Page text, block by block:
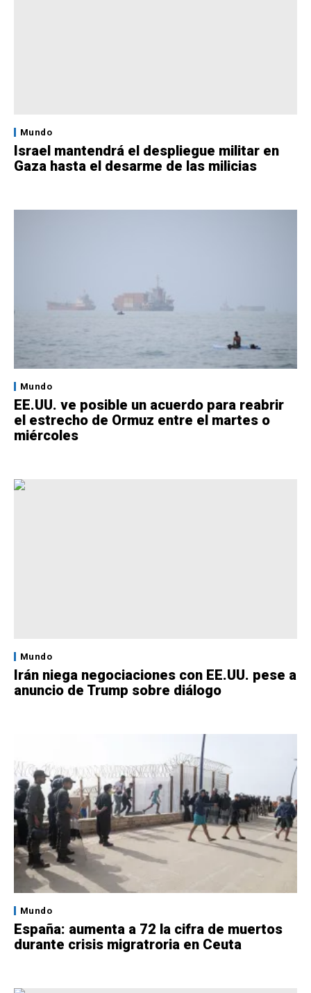
Mundo
Israel mantendrá el despliegue militar en
Gaza hasta el desarme de las milicias
Mundo
EE.UU. ve posible un acuerdo para reabrir
el estrecho de Ormuz entre el martes o
miércoles
Mundo
Irán niega negociaciones con EE.UU. pese a
anuncio de Trump sobre diálogo
Mundo
España: aumenta a 72 la cifra de muertos
durante crisis migratroria en Ceuta